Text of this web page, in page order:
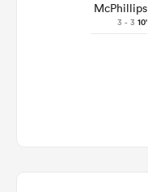
McPhillips
3 - 3 10'